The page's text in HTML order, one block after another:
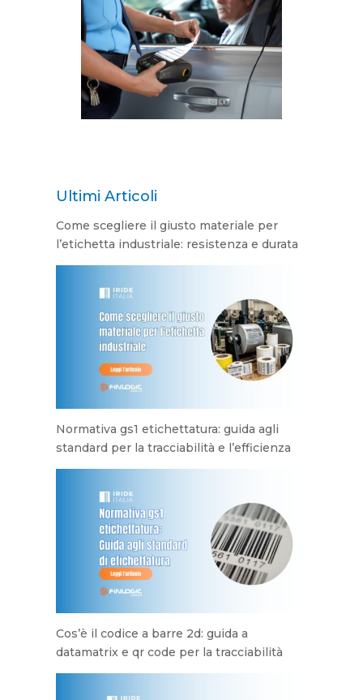
Ultimi Articoli
Come scegliere il giusto materiale per
l’etichetta industriale: resistenza e durata
Normativa gs1 etichettatura: guida agli
standard per la tracciabilità e l’efficienza
Cos’è il codice a barre 2d: guida a
datamatrix e qr code per la tracciabilità